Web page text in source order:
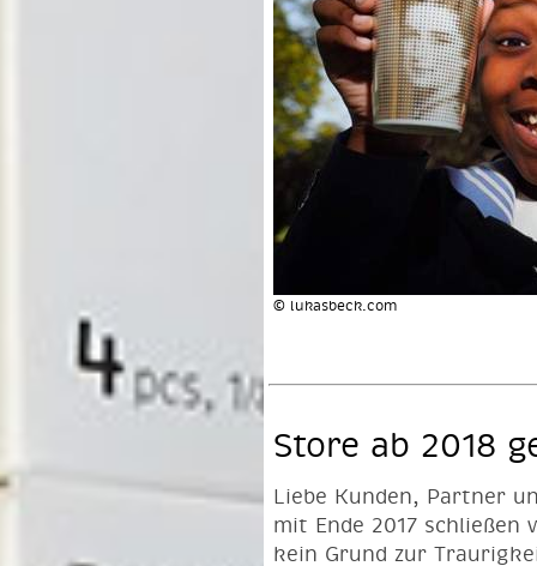
© lukasbeck.com
Store ab 2018
Liebe Kunden, Partner
mit Ende 2017 schließen
kein Grund zur